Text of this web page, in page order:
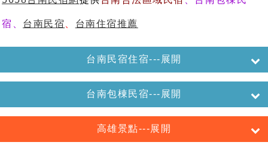
宿、 台南民宿 台南住宿推薦
台南民宿住宿---展開
台南包棟民宿---展開
高雄景點---展開